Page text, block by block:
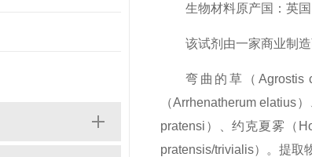
生物材料原产国：英国
该试剂由一家商业制
弯曲的草（Agrostis
（Arrhenatherum elatius
pratensi）、约克夏雾（
pratensis/trivialis）。提取